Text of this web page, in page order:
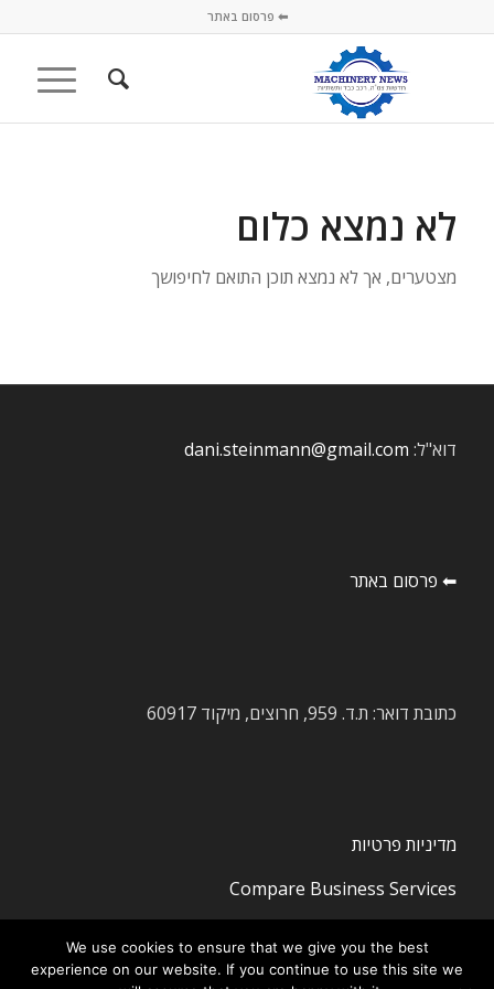
⬅ פרסום באתר
לא נמצא כלום
מצטערים, אך לא נמצא תוכן התואם לחיפושך
דוא"ל: dani.steinmann@gmail.com
⬅ פרסום באתר
כתובת דואר: ת.ד. 959, חרוצים, מיקוד 60917
מדיניות פרטיות
Compare Business Services
We use cookies to ensure that we give you the best
experience on our website. If you continue to use this site we